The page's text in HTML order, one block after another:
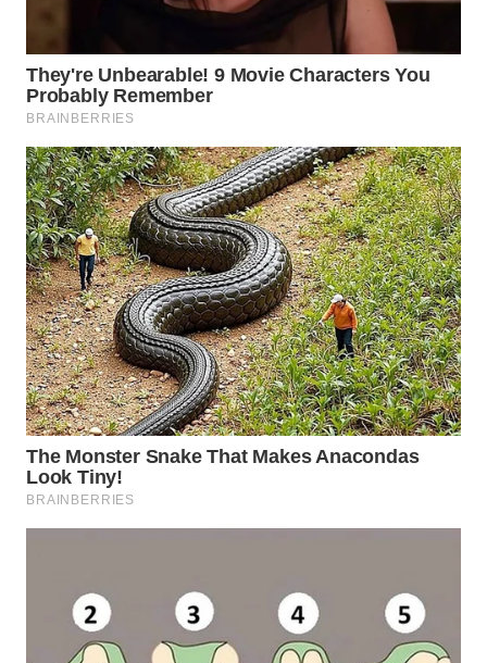
TAPANULI
SELATAN
TANJUNG
LESUNG
WN
KARO
WN
SIMALUNGUN
WN
LABUHANBATU
WN
TAPANULI
TENGAH
WN DELI
SERDANG